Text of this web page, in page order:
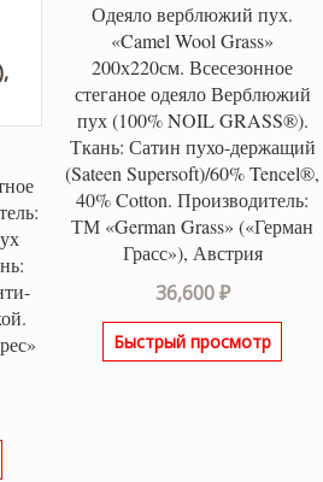
Одеяло верблюжий пух.
«Camel Wool Grass»
200х220см. Всесезонное
стеганое одеяло Верблюжий
пух (100% NOIL GRASS®).
Ткань: Сатин пухо-держащий
(Sateen Supersoft)/60% Tencel®,
40% Cotton. Производитель:
ТМ «German Grass» («Герман
Грасс»), Австрия
36,600₽
Быстрый просмотр